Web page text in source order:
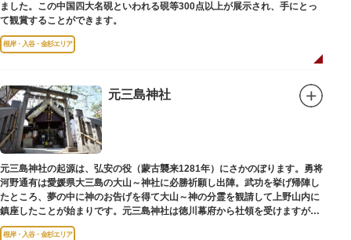
ました。この中国四大名硯といわれる硯等300点以上が展示され、手にとっ
て観賞することができます。
根岸・入谷・金杉エリア
元三島神社
元三島神社の起源は、弘安の役（蒙古襲来1281年）にさかのぼります。勇将
河野通有は愛媛県大三島の大山～神社に必勝祈願し出陣。武功を挙げ帰陣し
たところ、夢の中に神のお告げを得て大山～神の分霊を観請して上野山内に
鎮座したことが始まりです。元三島神社は徳川幕府から社領を受けますが、
御用地となったために上野から浅草へ移転し、現在の地に至ります。
根岸・入谷・金杉エリア